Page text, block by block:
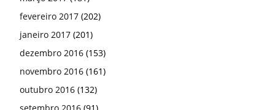
fevereiro 2017 (202)
janeiro 2017 (201)
dezembro 2016 (153)
novembro 2016 (161)
outubro 2016 (132)